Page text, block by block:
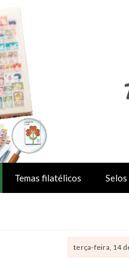
Temas filatélicos
terça-feira, 14